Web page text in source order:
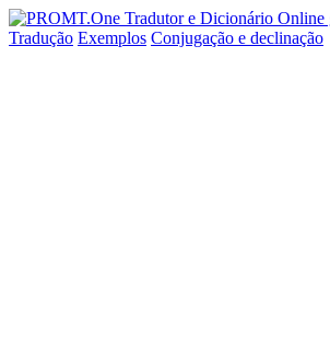
Tradução Exemplos Conjugação e declinação